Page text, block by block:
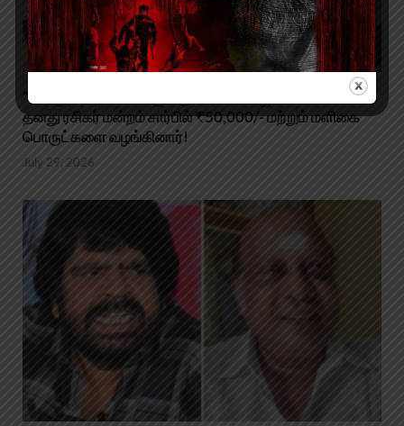
“மாற்றுத் திறனாளிகளுக்கு” நடிகர் லெஜன்ட் சரவணன்
தனது ரசிகர் மன்றம் சார்பில் ₹50,000/- மற்றும் மளிகை
பொருட்களை வழங்கினார்!
July 29, 2026